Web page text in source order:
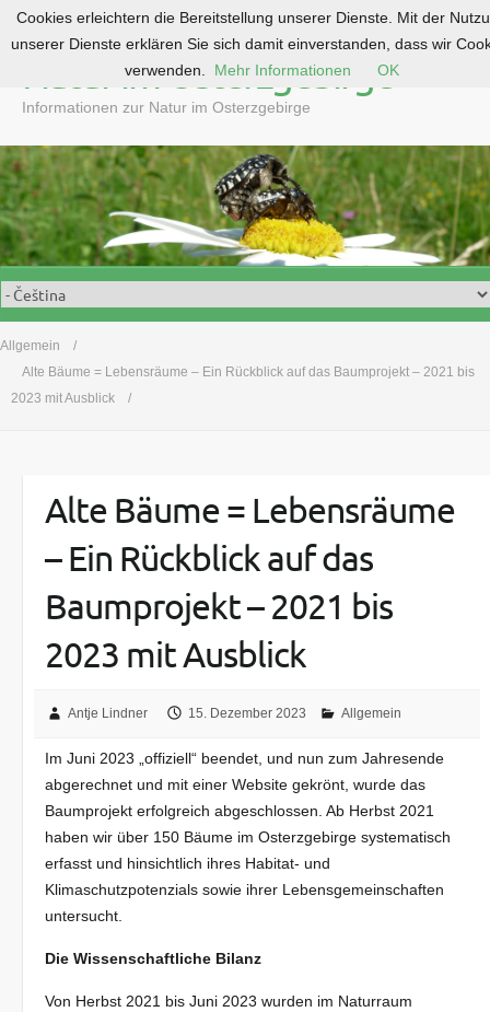
o
c
o
n
e
n
Natur im Osterzgebirge
Informationen zur Natur im Osterzgebirge
Allgemein
Alte Bäume = Lebensräume – Ein Rückblick auf das Baumprojekt – 2021 bis
2023 mit Ausblick
Alte Bäume = Lebensräume
– Ein Rückblick auf das
Baumprojekt – 2021 bis
2023 mit Ausblick
Antje Lindner 15. Dezember 2023 Allgemein
Im Juni 2023 „offiziell“ beendet, und nun zum Jahresende
abgerechnet und mit einer Website gekrönt, wurde das
Baumprojekt erfolgreich abgeschlossen. Ab Herbst 2021
haben wir über 150 Bäume im Osterzgebirge systematisch
erfasst und hinsichtlich ihres Habitat- und
Klimaschutzpotenzials sowie ihrer Lebensgemeinschaften
untersucht.
Die Wissenschaftliche Bilanz
Von Herbst 2021 bis Juni 2023 wurden im Naturraum
Cookies erleichtern die Bereitstellung unserer Dienste. Mit der
unserer Dienste erklären Sie sich damit einverstanden, dass wir
verwenden.
Mehr Informationen OK